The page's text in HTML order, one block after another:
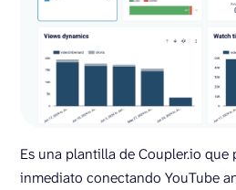
Es una plantilla de Coupler.io que
inmediato conectando YouTube